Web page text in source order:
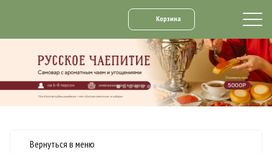
Корзина
Вернуться в меню